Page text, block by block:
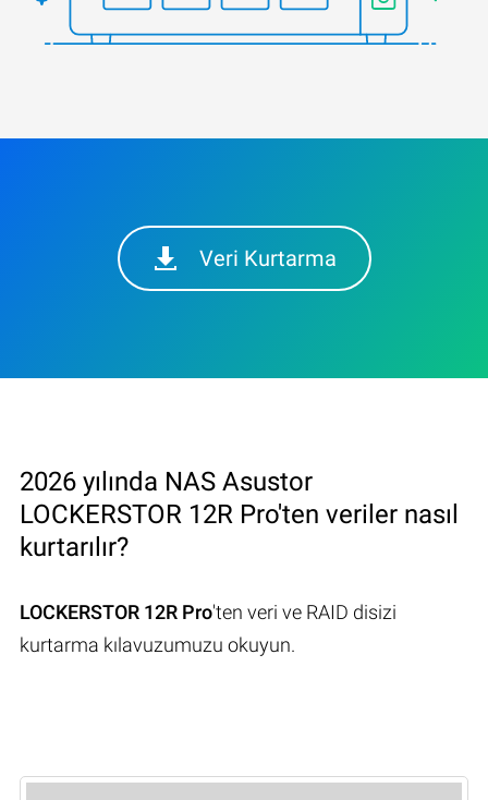
Veri Kurtarma
2026 yılında NAS Asustor
LOCKERSTOR 12R Pro'ten veriler nasıl
kurtarılır?
LOCKERSTOR 12R Pro'ten veri ve RAID disizi
kurtarma kılavuzumuzu okuyun.